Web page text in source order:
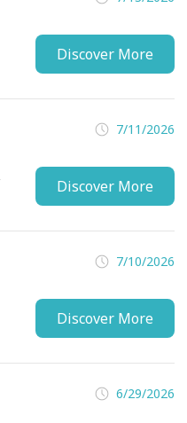
Discover More
7/11/2026
Discover More
7/10/2026
Discover More
6/29/2026